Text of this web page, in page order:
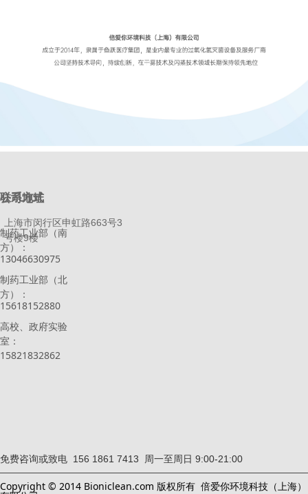
公司地址
上海市闵行区申虹路663号3
号楼9楼
联系方式
免费咨询或致电 156 1861 7413 周一至周日 9:00-21:00
Copyright © 2014 Bioniclean.com 版权所有 倍爱你环境科技（上海）
制药工业部（南
方）：
13046630975
制药工业部（北
方）：
15618152880
高校、政府实验
室：
15821832862